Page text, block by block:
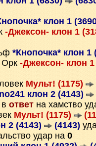
клон 1
-Джексон- клон 1
*Кнопочка* клон 1
Орк -Джексон- клон
Мульт! (1175)
клон 2 (4143)
ответ на хамство
Мульт! (1175)
2 (4143) (4143)
удар на 0